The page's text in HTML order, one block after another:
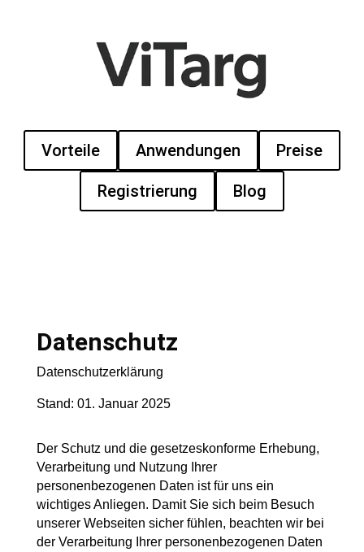
Vorteile Anwendungen Preise
Registrierung Blog
Datenschutz
Datenschutzerklärung
Stand: 01. Januar 2025
Der Schutz und die gesetzeskonforme Erhebung,
Verarbeitung und Nutzung Ihrer
personenbezogenen Daten ist für uns ein
wichtiges Anliegen. Damit Sie sich beim Besuch
unserer Webseiten sicher fühlen, beachten wir bei
der Verarbeitung Ihrer personenbezogenen Daten